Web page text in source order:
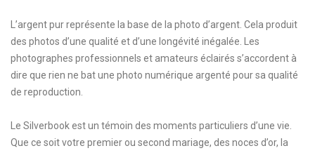
L’argent pur représente la base de la photo d’argent. Cela produit
des photos d’une qualité et d’une longévité inégalée. Les
photographes professionnels et amateurs éclairés s’accordent à
dire que rien ne bat une photo numérique argenté pour sa qualité
de reproduction.
Le Silverbook est un témoin des moments particuliers d’une vie.
Que ce soit votre premier ou second mariage, des noces d’or, la